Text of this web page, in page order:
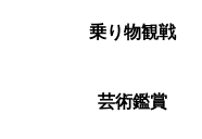
乗り物観戦
芸術鑑賞